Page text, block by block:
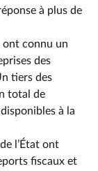
à plus de
ont connu un
des
tiers des
total de
à la
l’État ont
fiscaux et